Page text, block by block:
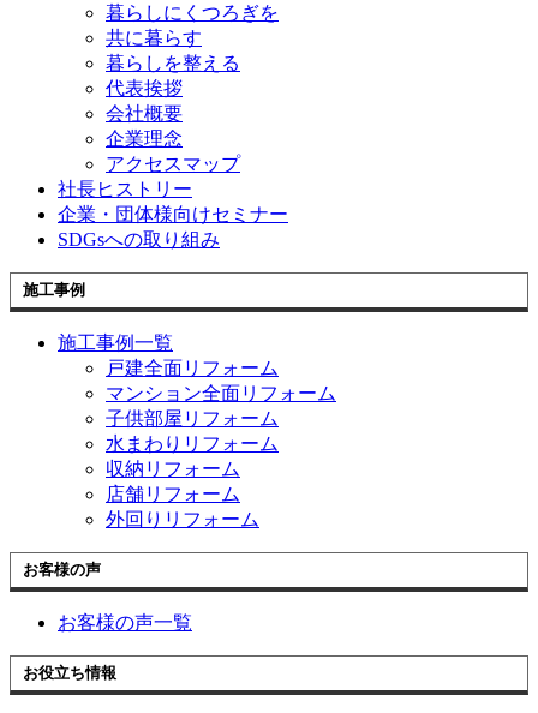
暮らしにくつろぎを
共に暮らす
暮らしを整える
代表挨拶
会社概要
企業理念
アクセスマップ
社長ヒストリー
企業・団体様向けセミナー
SDGsへの取り組み
施工事例
施工事例一覧
戸建全面リフォーム
マンション全面リフォーム
子供部屋リフォーム
水まわりリフォーム
収納リフォーム
店舗リフォーム
外回りリフォーム
お客様の声
お客様の声一覧
お役立ち情報